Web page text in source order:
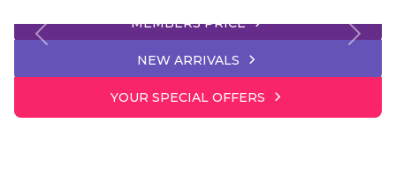
MEMBERS PRICE
Previous
Next
NEW ARRIVALS
YOUR SPECIAL OFFERS